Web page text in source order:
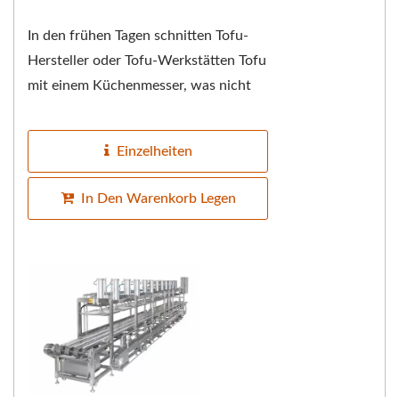
In den frühen Tagen schnitten Tofu-
Hersteller oder Tofu-Werkstätten Tofu
mit einem Küchenmesser, was nicht
Meisters im Laufe...
Einzelheiten
In Den Warenkorb Legen